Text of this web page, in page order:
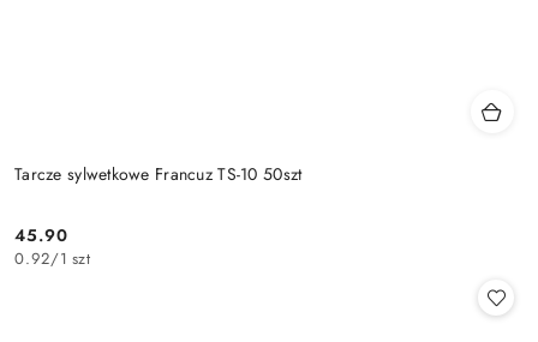
Tarcze sylwetkowe Francuz TS-10 50szt
Cena:
45.90
0.92/1 szt